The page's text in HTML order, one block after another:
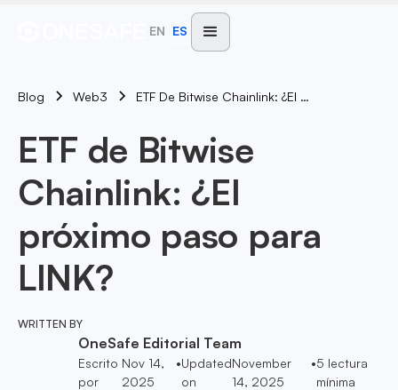
EN ES
Blog Web3 ETF De Bitwise Chainlink: ¿El Próximo Paso Para LINK?
ETF de Bitwise
Chainlink: ¿El
próximo paso para
LINK?
WRITTEN BY
OneSafe Editorial Team
Escrito
por
Nov 14,
2025
•Updated
on
November
14, 2025
•5 lectura
mínima